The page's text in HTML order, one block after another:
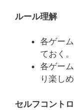
ルール理解
各ゲー
ておく。
各ゲー
り楽しめ
セルフコント